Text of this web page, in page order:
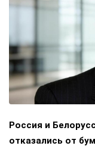
Россия и
отказались от